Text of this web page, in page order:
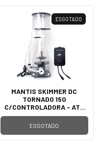
ESGOTADO
MANTIS SKIMMER DC
TORNADO 150
C/CONTROLADORA - ATÉ
850L
ESGOTADO